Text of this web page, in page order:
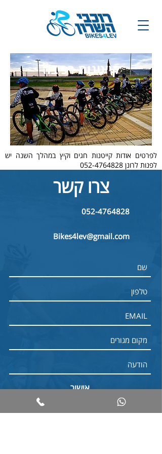
קייטנות רכיבה
לפרטים אודות קייטנות חגים וקיץ במהלך השנה יש
לפנות לרונן 052-4764828
צרו קשר
052-4764828
Bikes4lev@gmail.com
אישור